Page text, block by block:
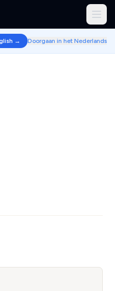
→ Doorgaan in het Nederlands